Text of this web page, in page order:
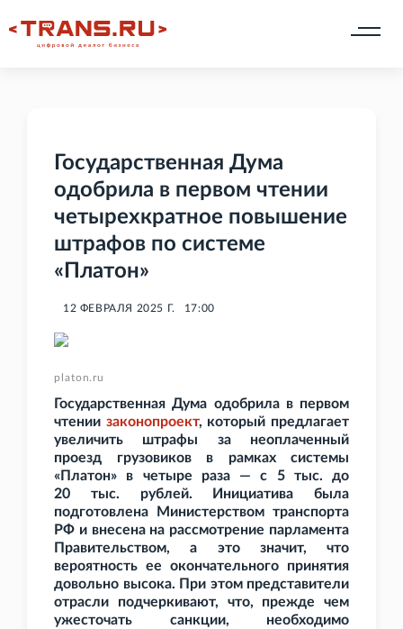
Государственная Дума
одобрила в первом чтении
четырехкратное повышение
штрафов по системе
«Платон»
12 ФЕВРАЛЯ 2025 Г. 17:00
platon.ru
Государственная Дума одобрила в первом
чтении законопроект, который предлагает
увеличить штрафы за неоплаченный
проезд грузовиков в рамках системы
«Платон» в четыре раза — с 5
тыс. до
20
тыс. рублей. Инициатива была
подготовлена Министерством транспорта
РФ и внесена на рассмотрение парламента
Правительством, а это значит, что
вероятность ее окончательного принятия
довольно высока. При этом представители
отрасли подчеркивают, что, прежде чем
ужесточать санкции, необходимо